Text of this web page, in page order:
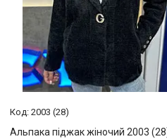
2003 (28)
Альпака піджак жіночий 2003